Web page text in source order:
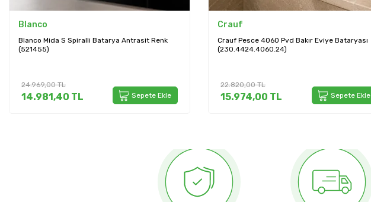
Blanco
Blanco Mida S Spiralli Batarya Antrasit Renk
(521455)
24.969,00TL
14.981,40 TL Sepete Ekle
Crauf
Crauf Pesce 4060 Pvd Bakır Eviye Bataryası
(230.4424.4060.24)
22.820,00TL
15.974,00 TL Sepete Ekle